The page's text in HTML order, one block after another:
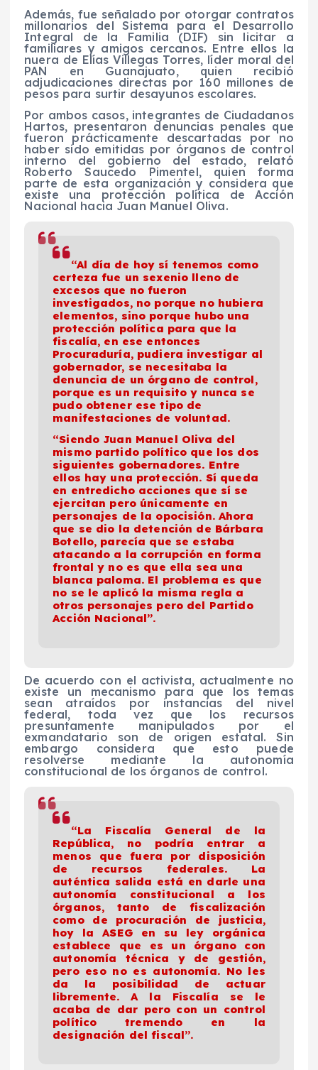
Además, fue señalado por otorgar contratos
millonarios del Sistema para el Desarrollo
Integral de la Familia (DIF) sin licitar a
familiares y amigos cercanos. Entre ellos la
nuera de Elías Villegas Torres, líder moral del
PAN en Guanajuato, quien recibió
adjudicaciones directas por 160 millones de
pesos para surtir desayunos escolares.
Por ambos casos, integrantes de Ciudadanos
Hartos, presentaron denuncias penales que
fueron prácticamente descartadas por no
haber sido emitidas por órganos de control
interno del gobierno del estado, relató
Roberto Saucedo Pimentel, quien forma
parte de esta organización y considera que
existe una protección política de Acción
Nacional hacia Juan Manuel Oliva.
“Al día de hoy sí tenemos como
certeza fue un sexenio lleno de
excesos que no fueron
investigados, no porque no hubiera
elementos, sino porque hubo una
protección política para que la
fiscalía, en ese entonces
Procuraduría, pudiera investigar al
gobernador, se necesitaba la
denuncia de un órgano de control,
porque es un requisito y nunca se
pudo obtener ese tipo de
manifestaciones de voluntad.
“Siendo Juan Manuel Oliva del
mismo partido político que los dos
siguientes gobernadores. Entre
ellos hay una protección. Sí queda
en entredicho acciones que sí se
ejercitan pero únicamente en
personajes de la opocisión. Ahora
que se dio la detención de Bárbara
Botello, parecía que se estaba
atacando a la corrupción en forma
frontal y no es que ella sea una
blanca paloma. El problema es que
no se le aplicó la misma regla a
otros personajes pero del Partido
Acción Nacional”.
De acuerdo con el activista, actualmente no
existe un mecanismo para que los temas
sean atraídos por instancias del nivel
federal, toda vez que los recursos
presuntamente manipulados por el
exmandatario son de origen estatal. Sin
embargo considera que esto puede
resolverse mediante la autonomía
constitucional de los órganos de control.
“La Fiscalía General de la
República, no podría entrar a
menos que fuera por disposición
de recursos federales. La
auténtica salida está en darle una
autonomía constitucional a los
órganos, tanto de fiscalización
como de procuración de justicia,
hoy la ASEG en su ley orgánica
establece que es un órgano con
autonomía técnica y de gestión,
pero eso no es autonomía. No les
da la posibilidad de actuar
libremente. A la Fiscalía se le
acaba de dar pero con un control
político tremendo en la
designación del fiscal”.